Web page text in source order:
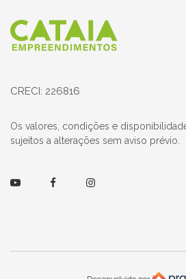
Página inicial
CRECI: 226816
Os valores, condições e
sujeitos a alterações sem aviso prévio.
YoutubeFacebookInstagram